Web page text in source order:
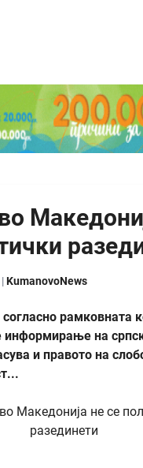
KumanovoNews
рамковната
на
и правото на